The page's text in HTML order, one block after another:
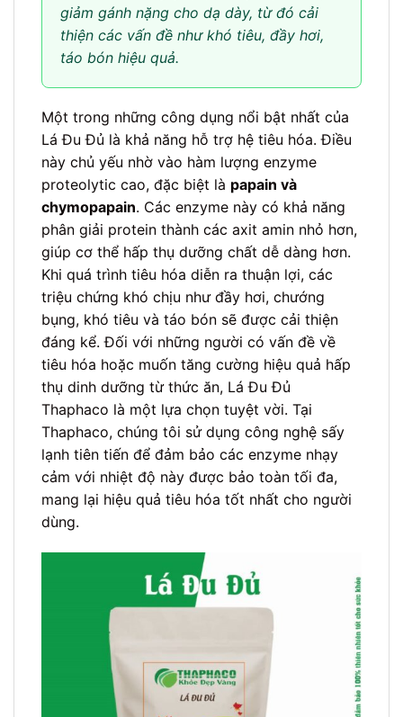
giảm gánh nặng cho dạ dày, từ đó cải
thiện các vấn đề như khó tiêu, đầy hơi,
táo bón hiệu quả.
Một trong những công dụng nổi bật nhất của
Lá Đu Đủ là khả năng hỗ trợ hệ tiêu hóa. Điều
này chủ yếu nhờ vào hàm lượng enzyme
proteolytic cao, đặc biệt là papain và
chymopapain. Các enzyme này có khả năng
phân giải protein thành các axit amin nhỏ hơn,
giúp cơ thể hấp thụ dưỡng chất dễ dàng hơn.
Khi quá trình tiêu hóa diễn ra thuận lợi, các
triệu chứng khó chịu như đầy hơi, chướng
bụng, khó tiêu và táo bón sẽ được cải thiện
đáng kể. Đối với những người có vấn đề về
tiêu hóa hoặc muốn tăng cường hiệu quả hấp
thụ dinh dưỡng từ thức ăn, Lá Đu Đủ
Thaphaco là một lựa chọn tuyệt vời. Tại
Thaphaco, chúng tôi sử dụng công nghệ sấy
lạnh tiên tiến để đảm bảo các enzyme nhạy
cảm với nhiệt độ này được bảo toàn tối đa,
mang lại hiệu quả tiêu hóa tốt nhất cho người
dùng.